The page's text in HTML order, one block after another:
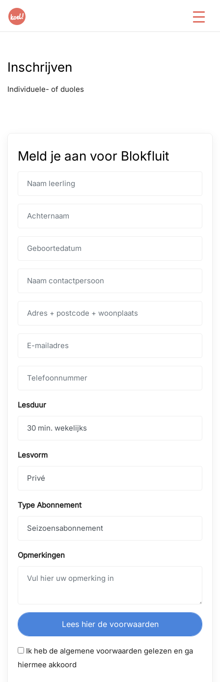
Inschrijven
Individuele- of duoles
Meld je aan voor Blokfluit
Lesduur
Lesvorm
Type Abonnement
Opmerkingen
Lees hier de voorwaarden
Ik heb de algemene voorwaarden gelezen en ga
hiermee akkoord